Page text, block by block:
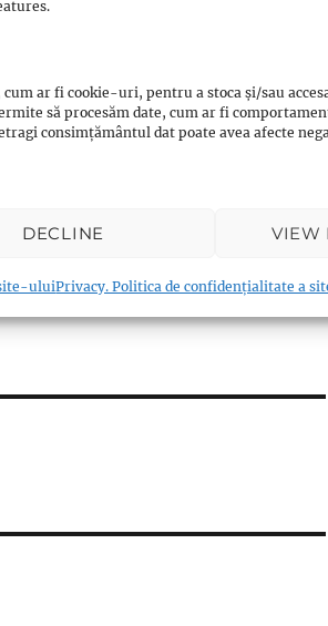
ar fi cookie-uri, pentru a stoca și/sau
să procesăm date, cum ar fi
consimțământul dat poate avea afecte
DECLINE VIEW
uluiPrivacy. Politica de confidențialitate a